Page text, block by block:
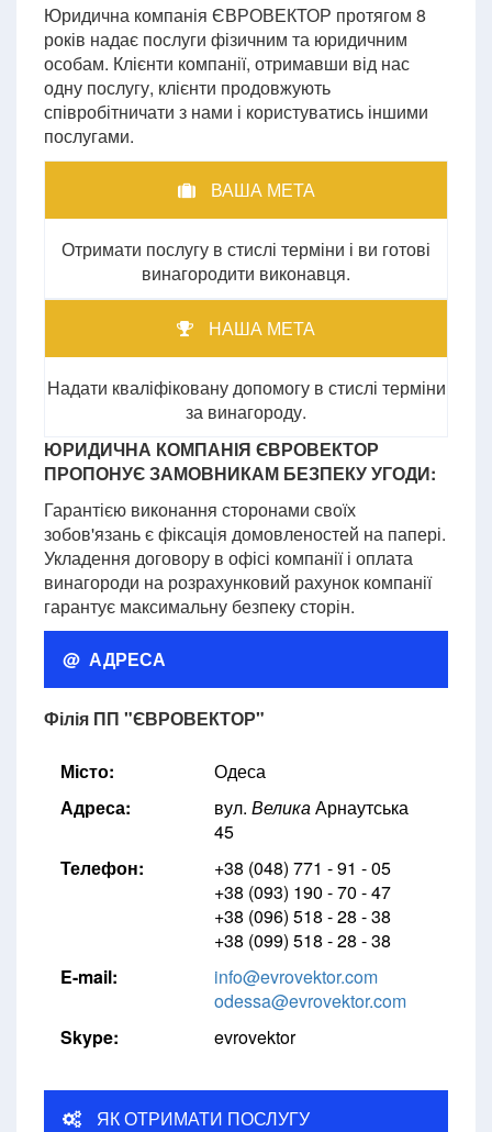
Юридична компанія ЄВРОВЕКТОР протягом 8
років надає послуги фізичним та юридичним
особам. Клієнти компанії, отримавши від нас
одну послугу, клієнти продовжують
співробітничати з нами і користуватись іншими
послугами.
ВАША МЕТА
Отримати послугу в стислі терміни і ви готові
винагородити виконавця.
НАША МЕТА
Надати кваліфіковану допомогу в стислі терміни
за винагороду.
ЮРИДИЧНА КОМПАНІЯ ЄВРОВЕКТОР
ПРОПОНУЄ ЗАМОВНИКАМ БЕЗПЕКУ УГОДИ:
Гарантією виконання сторонами своїх
зобов'язань є фіксація домовленостей на папері.
Укладення договору в офісі компанії і оплата
винагороди на розрахунковий рахунок компанії
гарантує максимальну безпеку сторін.
@ АДРЕСА
Філія ПП "ЄВРОВЕКТОР"
Місто:
Одеса
Адреса:
вул. ВеликаАрнаутська
45
Телефон:
+38 (048) 771 - 91 - 05
+38 (093) 190 - 70 - 47
+38 (096) 518 - 28 - 38
+38 (099) 518 - 28 - 38
E-mail:
info@evrovektor.com
odessa@evrovektor.com
Skype:
evrovektor
ЯК ОТРИМАТИ ПОСЛУГУ